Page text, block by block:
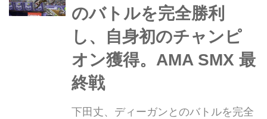
のバトルを完全勝利
し、自身初のチャンピ
オン獲得。AMA SMX 最
終戦
下田丈、ディーガンとのバトルを完全